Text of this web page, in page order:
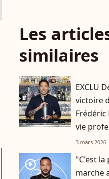
Les
similaires
EXCLU
victoire
Frédéric
vie
3 mars 2026
player2
"C'est la
marche